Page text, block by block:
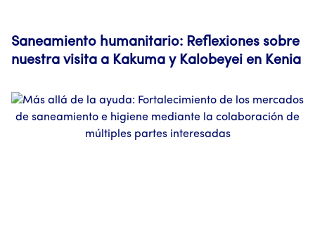
Saneamiento humanitario: Reflexiones sobre
nuestra visita a Kakuma y Kalobeyei en Kenia